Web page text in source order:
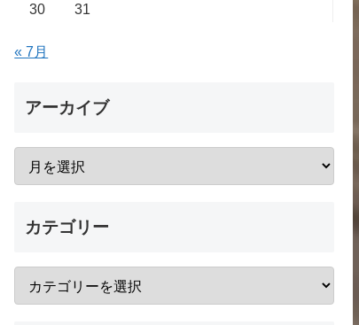
30
31
« 7月
アーカイブ
カテゴリー